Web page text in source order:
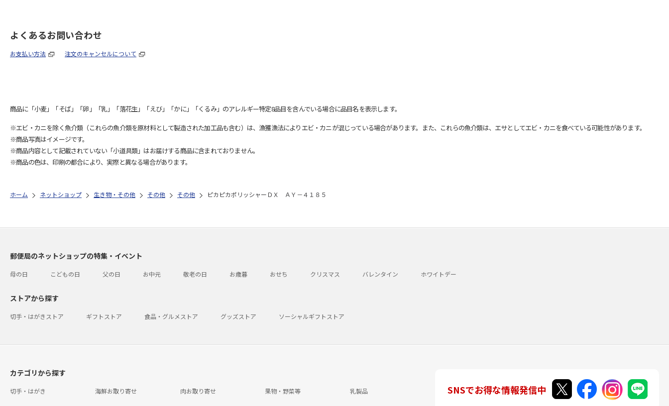
よくあるお問い合わせ
お支払い方法 注文のキャンセルについて
商品に「小麦」「そば」「卵」「乳」「落花生」「えび」「かに」「くるみ」のアレルギー特定8品目を含んでいる場合に品目名を表示します。
※エビ・カニを除く魚介類（これらの魚介類を原材料として製造された加工品も含む）は、漁獲漁法によりエビ・カニが混じっている場合があります。また、これらの魚介類は、エサとしてエビ・カニを食べている可能性があります。
※商品写真はイメージです。
※商品内容として記載されていない「小道具類」はお届けする商品に含まれておりません。
※商品の色は、印刷の都合により、実際と異なる場合があります。
ホーム ネットショップ 生き物・その他 その他 その他 ピカピカポリッシャーＤＸ ＡＹ－４１８５
郵便局のネットショップの特集・イベント
母の日 こどもの日 父の日 お中元 敬老の日 お歳暮 おせち クリスマス バレンタイン ホワイトデー
ストアから探す
切手・はがきストア ギフトストア 食品・グルメストア グッズストア ソーシャルギフトストア
カテゴリから探す
切手・はがき 海鮮お取り寄せ 肉お取り寄せ 果物・野菜等 乳製品 SNSでお得な情報発信中